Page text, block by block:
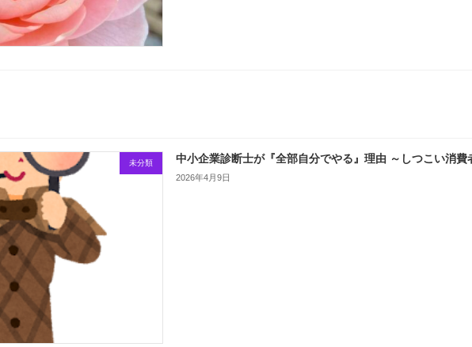
未分類 中小企業診断士が『全部自分でやる』理由 ～しつこい消費
2026年4月9日